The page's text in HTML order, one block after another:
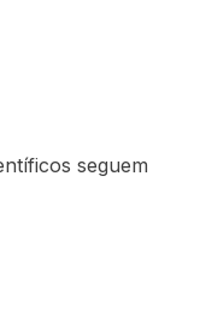
seguem